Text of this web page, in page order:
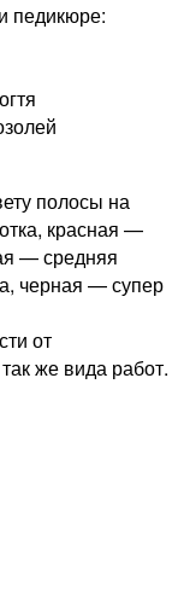
педикюре:
полосы на
красная —
— средняя
черная — супер
от
же вида работ.